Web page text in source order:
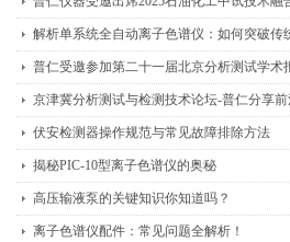
解析单系统全自动离子色谱仪：如何突破传
普仁受邀参加第二十一届北京分析测试学术
京津冀分析测试与检测技术论坛-普仁分享
伏安检测器操作规范与常见故障排除方法
揭秘PIC-10型离子色谱仪的奥秘
高压输液泵的关键知识你知道吗？
离子色谱仪配件：常见问题全解析！